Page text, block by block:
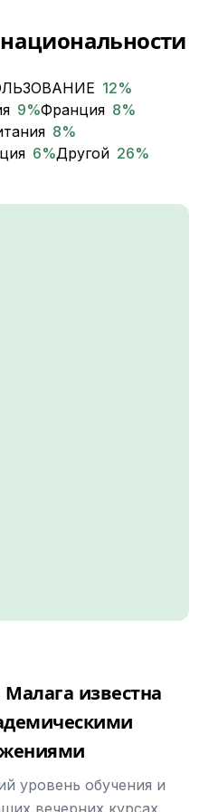
12%
9%Франция 8%
8%
6%Другой 26%
известна
уровень обучения и
вечерних курсах